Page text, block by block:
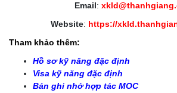
Email:
Website: https://
Tham khảo thêm:
Hồ sơ kỹ năng đặc định
Visa kỹ năng đặc định
Bản ghi nhớ hợp tác MOC